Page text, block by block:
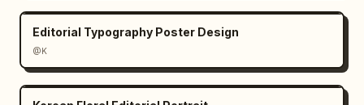
Editorial Typography Poster Design
@K